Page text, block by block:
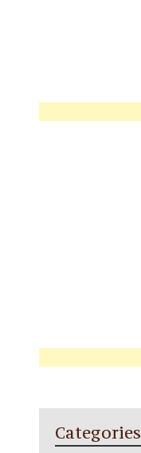
Categories